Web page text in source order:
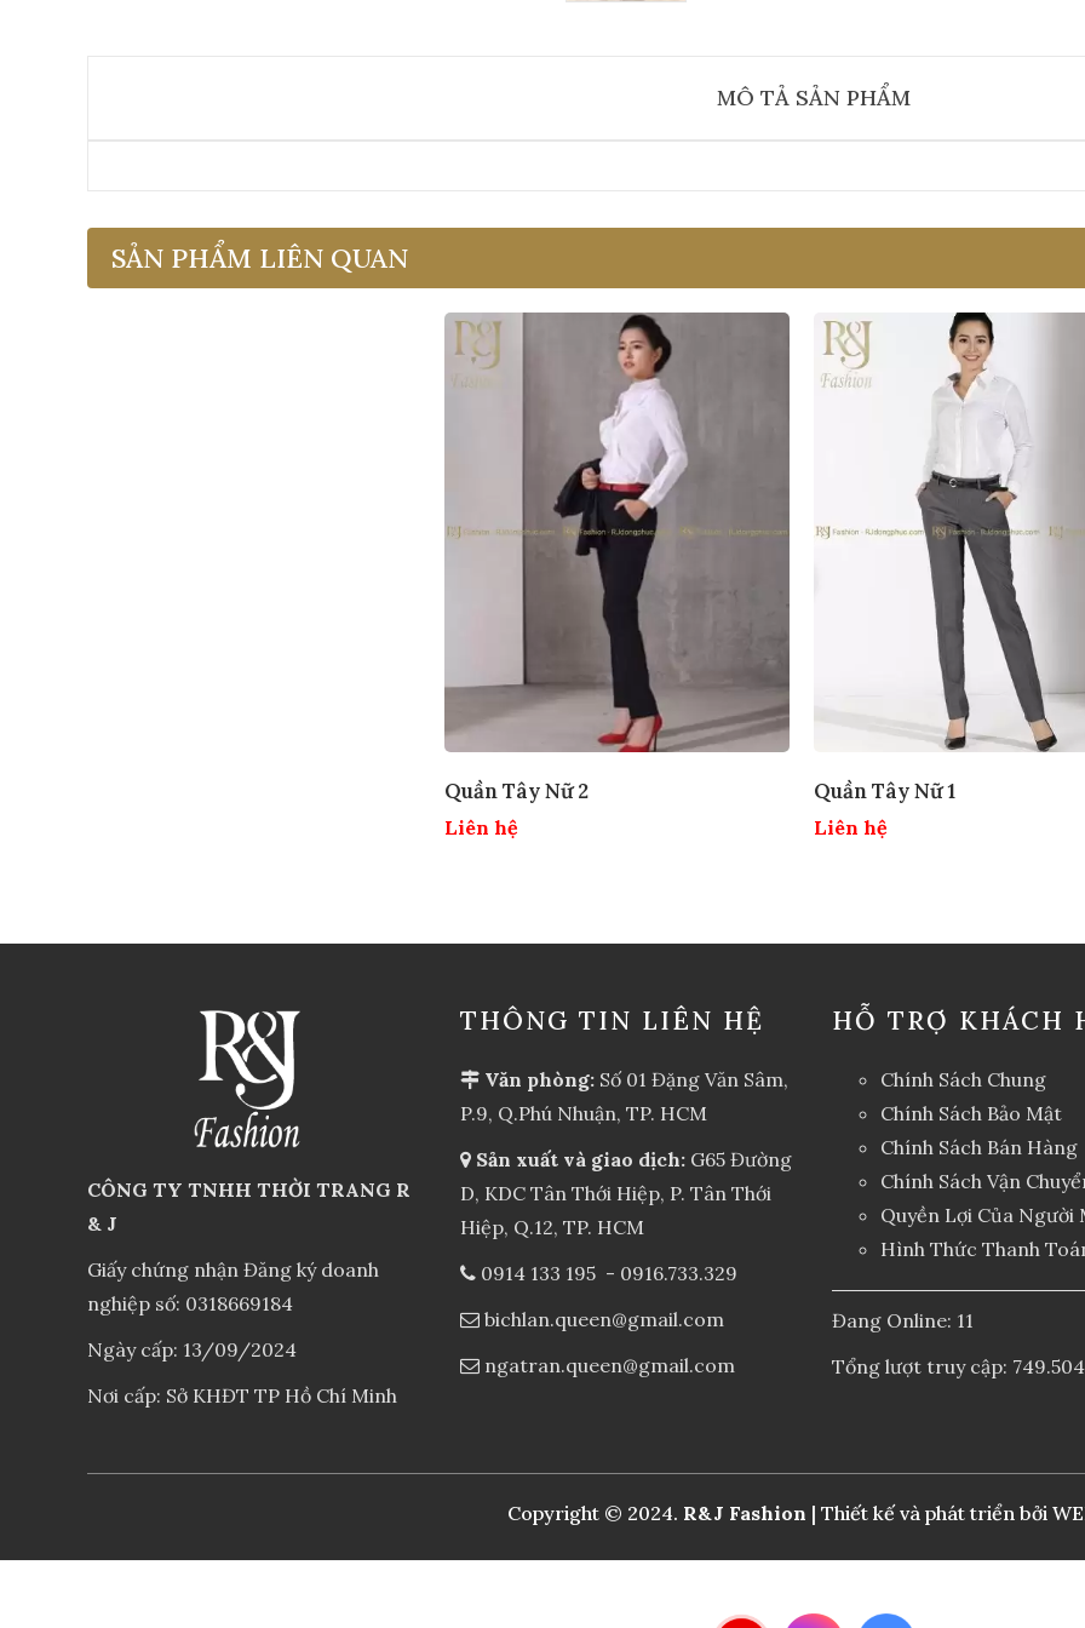
MÔ TẢ SẢN PHẨM
SẢN PHẨM LIÊN QUAN
Quần Tây Nữ 2
Liên hệ
Quần Tây Nữ 1
Liên hệ
CÔNG TY TNHH THỜI TRANG R
& J
Giấy chứng nhận Đăng ký doanh
nghiệp số: 0318669184
Ngày cấp: 13/09/2024
Nơi cấp: Sở KHĐT TP Hồ Chí Minh
THÔNG TIN LIÊN HỆ
Văn phòng: Số 01 Đặng Văn Sâm,
P.9, Q.Phú Nhuận, TP. HCM
Sản xuất và giao dịch: G65 Đường
D, KDC Tân Thới Hiệp, P. Tân Thới
Hiệp, Q.12, TP. HCM
0914 133 195- 0916.733.329
bichlan.queen@gmail.com
ngatran.queen@gmail.com
HỖ TRỢ KHÁCH
Chính Sách Chung
Chính Sách Bảo Mật
Chính Sách Bán Hàng
Chính Sách Vận
Quyền Lợi Của Người
Hình Thức Thanh
Đang Online: 11
Tổng lượt truy cập: 749.504
Copyright © 2024. R&J Fashion | Thiết kế và phát triển bởi